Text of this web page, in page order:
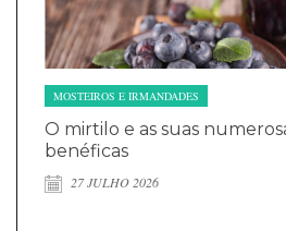
MOSTEIROS E IRMANDADES
O mirtilo e as suas
benéficas
27 JULHO 2026